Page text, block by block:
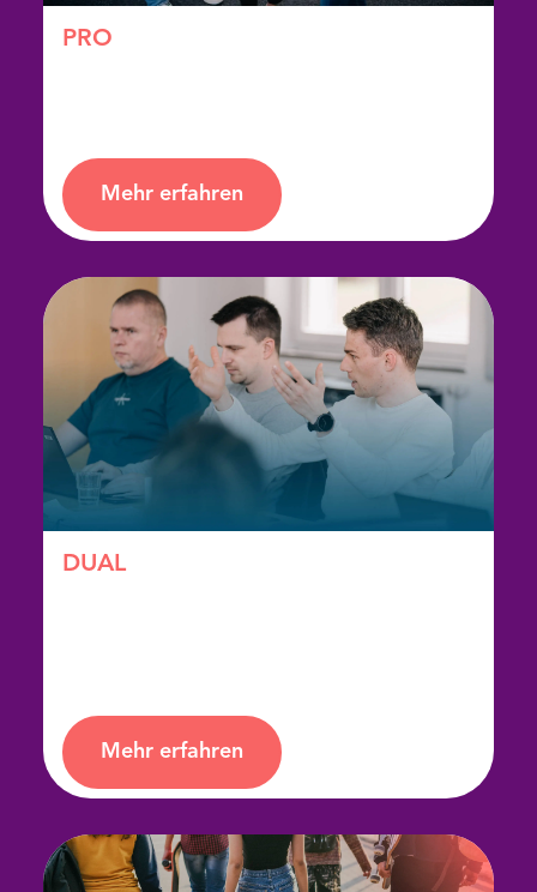
PRO
Mehr erfahren
DUAL
Mehr erfahren